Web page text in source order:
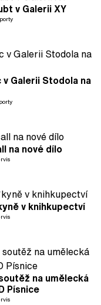
v Galerii XY
Galerii Stodola na
na nové dílo
v knihkupectví
na umělecká
Písnice